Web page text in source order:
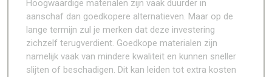
Hoogwaardige materialen zijn vaak duurder in
aanschaf dan goedkopere alternatieven. Maar op de
lange termijn zul je merken dat deze investering
zichzelf terugverdient. Goedkope materialen zijn
namelijk vaak van mindere kwaliteit en kunnen sneller
slijten of beschadigen. Dit kan leiden tot extra kosten